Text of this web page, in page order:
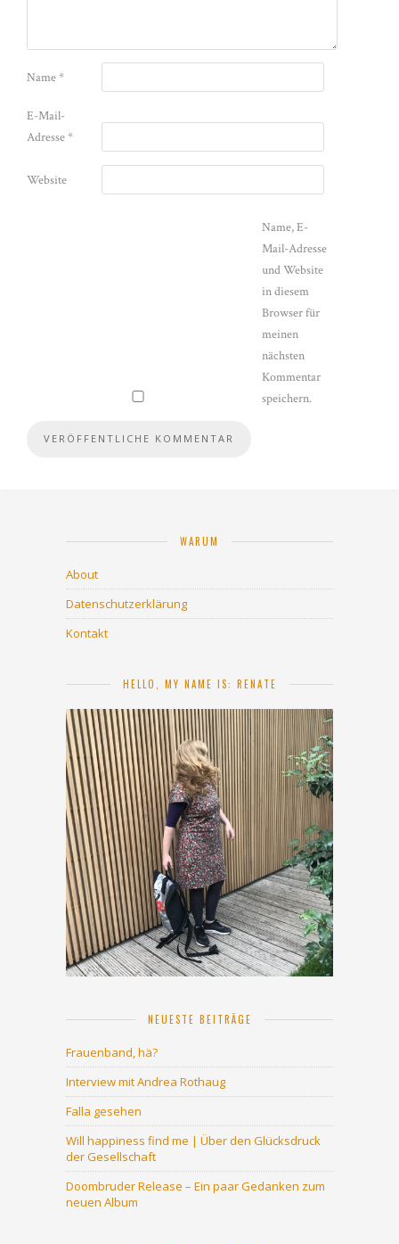
Name*
E-Mail-
Adresse*
Website
Name, E-
Mail-Adresse
und Website
in diesem
Browser für
meinen
nächsten
Kommentar
speichern.
WARUM
About
Datenschutzerklärung
Kontakt
HELLO, MY NAME IS: RENATE
NEUESTE BEITRÄGE
Frauenband, hä?
Interview mit Andrea Rothaug
Falla gesehen
Will happiness find me | Über den Glücksdruck
der Gesellschaft
Doombruder Release – Ein paar Gedanken zum
neuen Album